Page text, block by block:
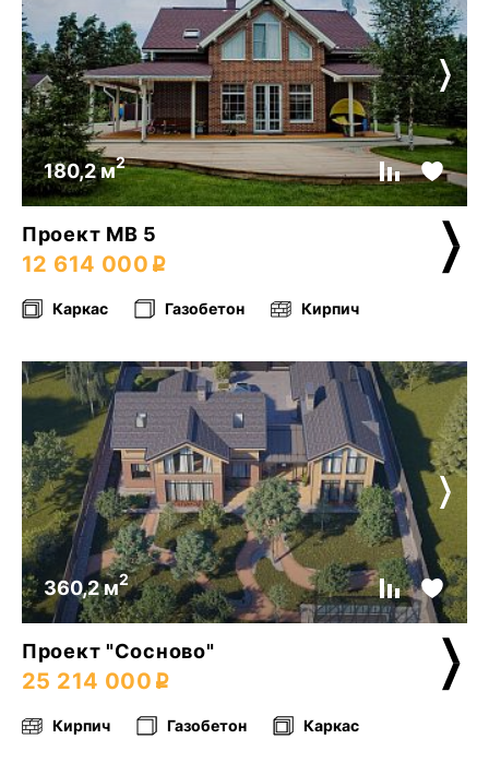
180,2 м2
Проект МВ 5
12 614 000
Каркас Газобетон Кирпич
360,2 м2
Проект "Сосново"
25 214 000
Кирпич Газобетон Каркас